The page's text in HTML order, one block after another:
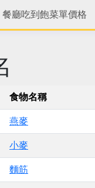
餐廳吃到飽菜單價格
食物名稱
燕麥
小麥
麵筋